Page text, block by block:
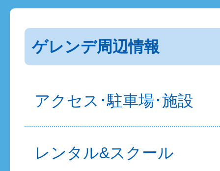
ゲレンデ周辺情報
アクセス･駐車場･施設
レンタル&スクール